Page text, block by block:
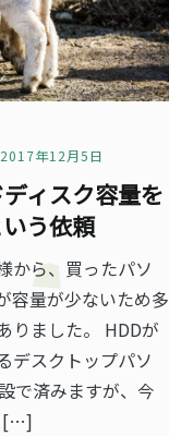
2017年12月5日
ィスク容量を
う依頼
から、買ったパソ
容量が少ないため多
りました。 HDDが
デスクトップパソ
で済みますが、今
[…]